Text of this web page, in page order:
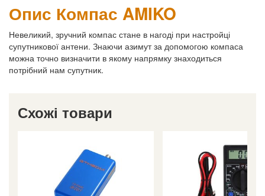
Опис Компас AMIKO
Невеликий, зручний компас стане в нагоді при настройці
супутникової антени. Знаючи азимут за допомогою компаса
можна точно визначити в якому напрямку знаходиться
потрібний нам супутник.
Схожі товари